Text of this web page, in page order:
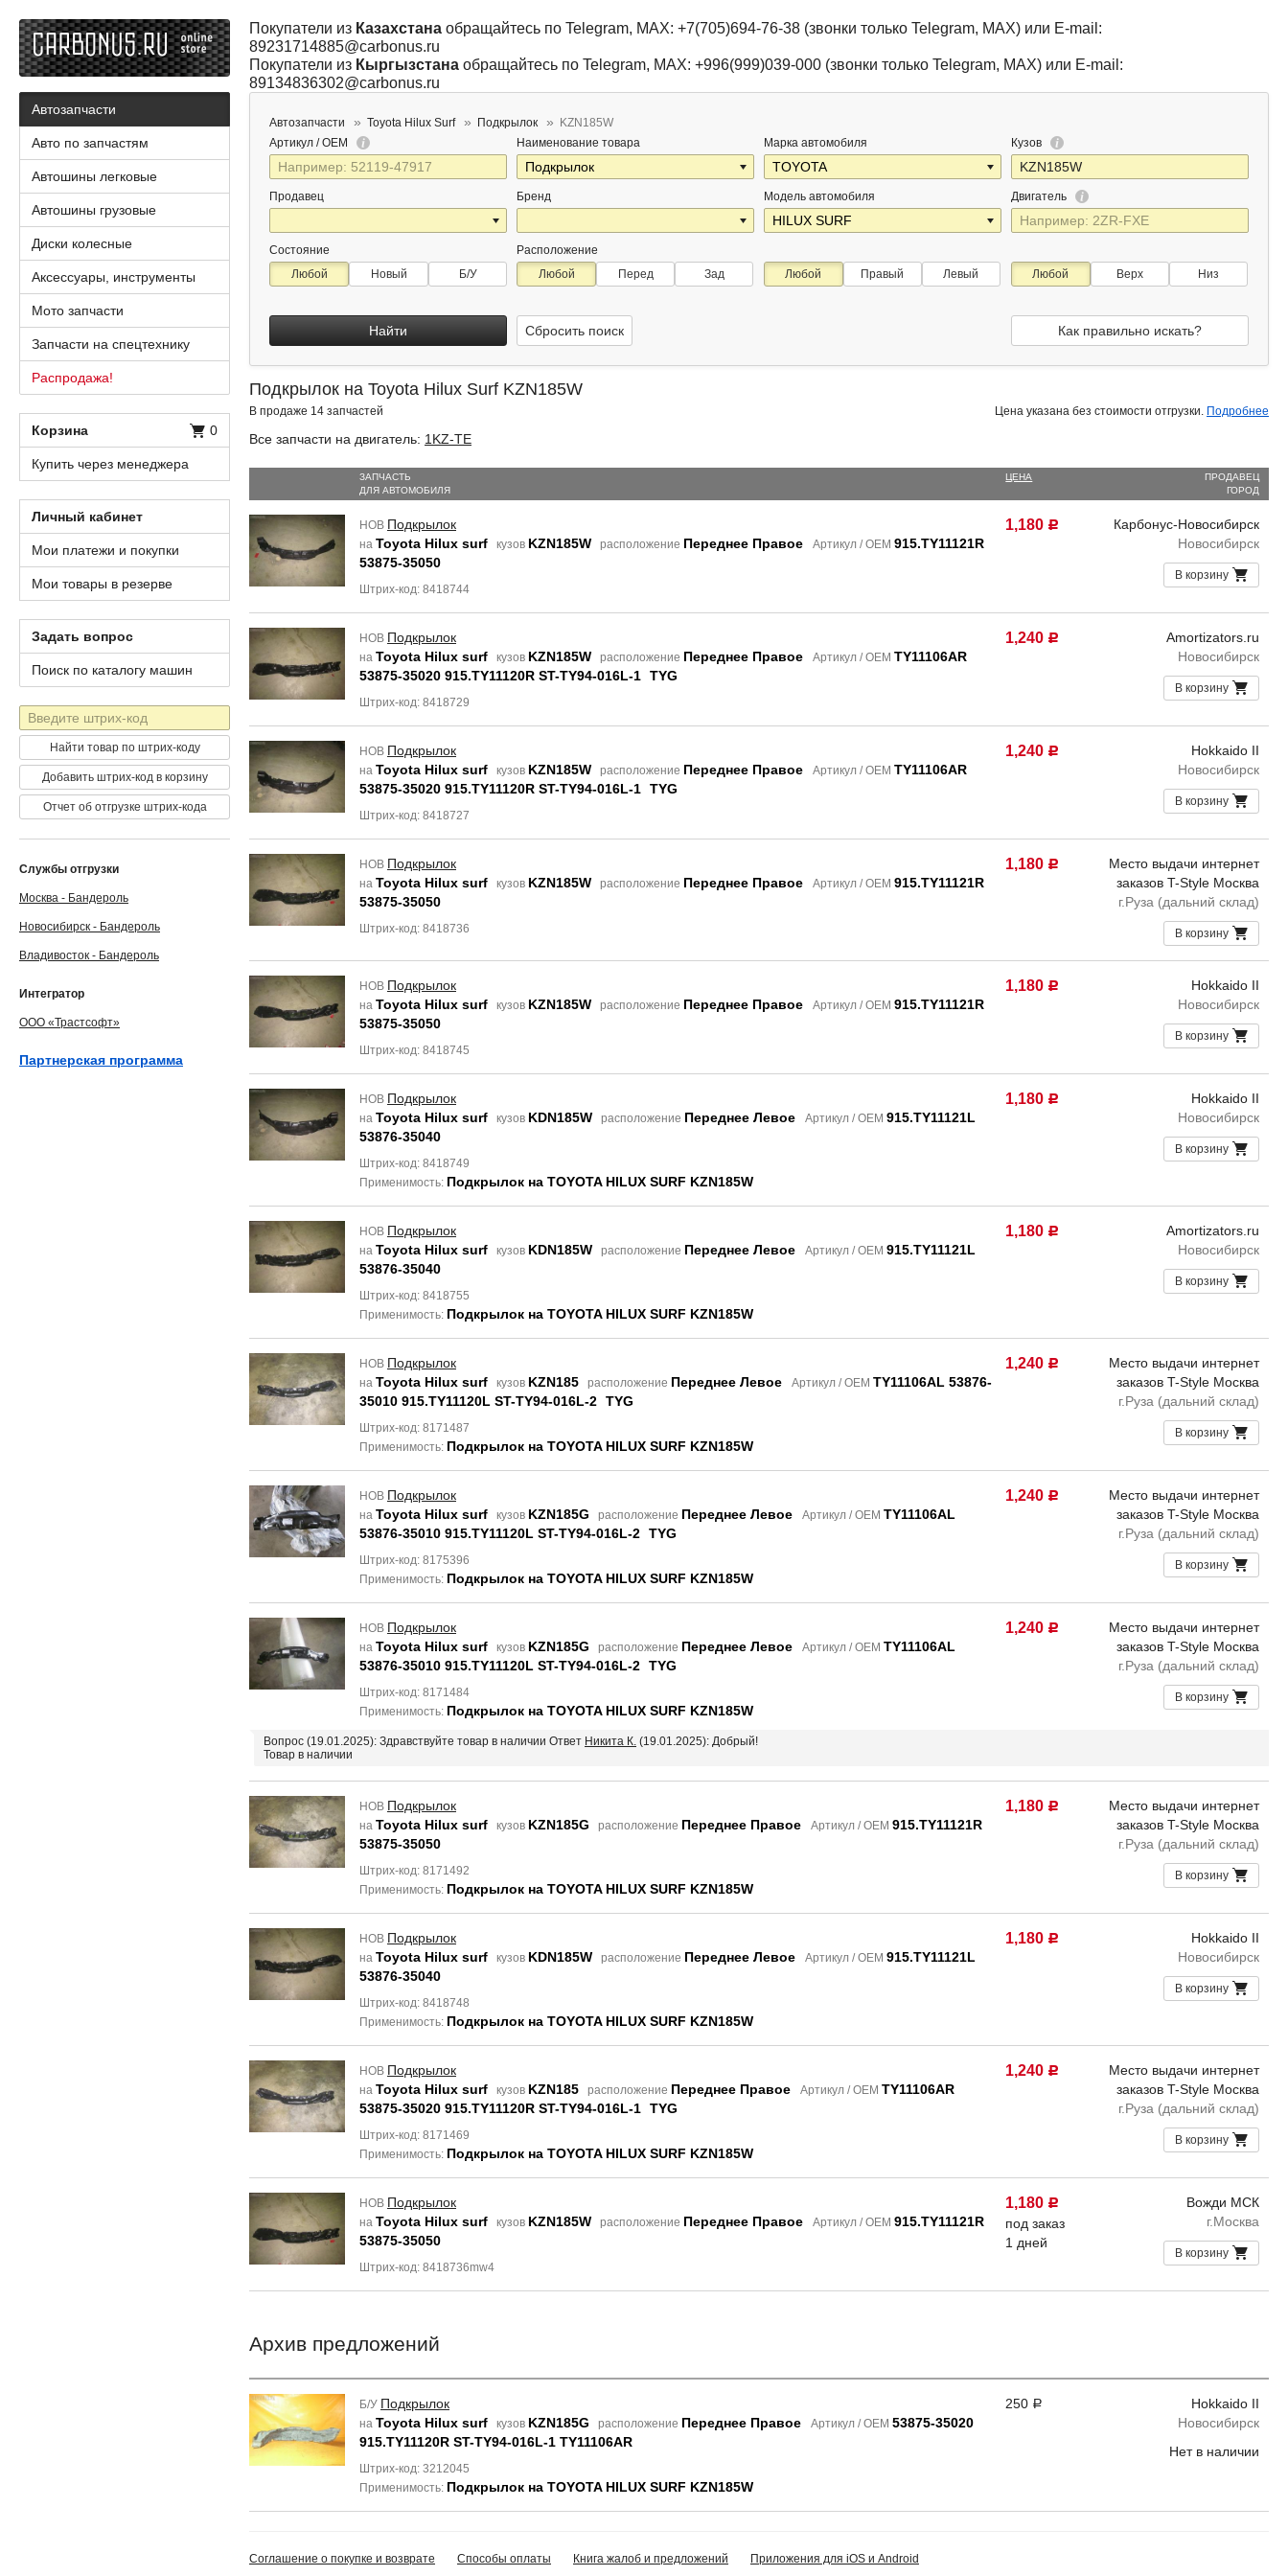
Покупатели из Казахстана обращайтесь по Telegram, MAX: +7(705)694-76-38 (звонки только Telegram, MAX) или E-mail:
89231714885@carbonus.ru
Покупатели из Кыргызстана обращайтесь по Telegram, MAX: +996(999)039-000 (звонки только Telegram, MAX) или E-mail:
89134836302@carbonus.ru
Автозапчасти Toyota Hilux Surf Подкрылок
KZN185W
Артикул / OEM
Продавец
Наименование товара
Бренд
Марка автомобиля
Модель автомобиля
Кузов
Двигатель
Состояние
Любой
Новый Б/У
Расположение
Любой
Перед Зад Любой Правый Левый Любой Верх Низ
Найти Сбросить поиск Как правильно искать?
Подкрылок на Toyota Hilux Surf KZN185W
В продаже 14 запчастей Цена указана без стоимости отгрузки. Подробнее
Все запчасти на двигатель: 1KZ-TE
ЗАПЧАСТЬ
ДЛЯ АВТОМОБИЛЯ
ЦЕНА
ПРОДАВЕЦ
ГОРОД
НОВ Подкрылок
на Toyota Hilux surf кузов KZN185W расположение Переднее Правое Артикул / OEM 915.TY11121R
53875-35050
Штрих-код: 8418744
1,180 Р
Карбонус-Новосибирск
Новосибирск
В корзину
НОВ Подкрылок
на Toyota Hilux surf кузов KZN185W расположение Переднее Правое Артикул / OEM TY11106AR
53875-35020 915.TY11120R ST-TY94-016L-1 TYG
Штрих-код: 8418729
1,240 Р
Amortizators.ru
Новосибирск
В корзину
НОВ Подкрылок
на Toyota Hilux surf кузов KZN185W расположение Переднее Правое Артикул / OEM TY11106AR
53875-35020 915.TY11120R ST-TY94-016L-1 TYG
Штрих-код: 8418727
1,240 Р
Hokkaido II
Новосибирск
В корзину
НОВ Подкрылок
на Toyota Hilux surf кузов KZN185W расположение Переднее Правое Артикул / OEM 915.TY11121R
53875-35050
Штрих-код: 8418736
1,180 Р
Место выдачи интернет
заказов T-Style Москва
г.Руза (дальний склад)
В корзину
НОВ Подкрылок
на Toyota Hilux surf кузов KZN185W расположение Переднее Правое Артикул / OEM 915.TY11121R
53875-35050
Штрих-код: 8418745
1,180 Р
Hokkaido II
Новосибирск
В корзину
НОВ Подкрылок
на Toyota Hilux surf кузов KDN185W расположение Переднее Левое Артикул / OEM 915.TY11121L
53876-35040
Штрих-код: 8418749
Применимость: Подкрылок на TOYOTA HILUX SURF KZN185W
1,180 Р
Hokkaido II
Новосибирск
В корзину
НОВ Подкрылок
на Toyota Hilux surf кузов KDN185W расположение Переднее Левое Артикул / OEM 915.TY11121L
53876-35040
Штрих-код: 8418755
Применимость: Подкрылок на TOYOTA HILUX SURF KZN185W
1,180 Р
Amortizators.ru
Новосибирск
В корзину
НОВ Подкрылок
на Toyota Hilux surf кузов KZN185 расположение Переднее Левое Артикул / OEM TY11106AL 53876-
35010 915.TY11120L ST-TY94-016L-2 TYG
Штрих-код: 8171487
Применимость: Подкрылок на TOYOTA HILUX SURF KZN185W
1,240 Р
Место выдачи интернет
заказов T-Style Москва
г.Руза (дальний склад)
В корзину
НОВ Подкрылок
на Toyota Hilux surf кузов KZN185G расположение Переднее Левое Артикул / OEM TY11106AL
53876-35010 915.TY11120L ST-TY94-016L-2 TYG
Штрих-код: 8175396
Применимость: Подкрылок на TOYOTA HILUX SURF KZN185W
1,240 Р
Место выдачи интернет
заказов T-Style Москва
г.Руза (дальний склад)
В корзину
НОВ Подкрылок
на Toyota Hilux surf кузов KZN185G расположение Переднее Левое Артикул / OEM TY11106AL
53876-35010 915.TY11120L ST-TY94-016L-2 TYG
Штрих-код: 8171484
Применимость: Подкрылок на TOYOTA HILUX SURF KZN185W
1,240 Р
Место выдачи интернет
заказов T-Style Москва
г.Руза (дальний склад)
В корзину
Вопрос (19.01.2025): Здравствуйте товар в наличии Ответ Никита К. (19.01.2025): Добрый!
Товар в наличии
НОВ Подкрылок
на Toyota Hilux surf кузов KZN185G расположение Переднее Правое Артикул / OEM 915.TY11121R
53875-35050
Штрих-код: 8171492
Применимость: Подкрылок на TOYOTA HILUX SURF KZN185W
1,180 Р
Место выдачи интернет
заказов T-Style Москва
г.Руза (дальний склад)
В корзину
НОВ Подкрылок
на Toyota Hilux surf кузов KDN185W расположение Переднее Левое Артикул / OEM 915.TY11121L
53876-35040
Штрих-код: 8418748
Применимость: Подкрылок на TOYOTA HILUX SURF KZN185W
1,180 Р
Hokkaido II
Новосибирск
В корзину
НОВ Подкрылок
на Toyota Hilux surf кузов KZN185 расположение Переднее Правое Артикул / OEM TY11106AR
53875-35020 915.TY11120R ST-TY94-016L-1 TYG
Штрих-код: 8171469
Применимость: Подкрылок на TOYOTA HILUX SURF KZN185W
1,240 Р
Место выдачи интернет
заказов T-Style Москва
г.Руза (дальний склад)
В корзину
НОВ Подкрылок
на Toyota Hilux surf кузов KZN185W расположение Переднее Правое Артикул / OEM 915.TY11121R
53875-35050
Штрих-код: 8418736mw4
1,180 Р
под заказ
1 дней
Вожди МСК
г.Москва
В корзину
Архив предложений
Б/У Подкрылок
на Toyota Hilux surf кузов KZN185G расположение Переднее Правое Артикул / OEM 53875-35020
915.TY11120R ST-TY94-016L-1 TY11106AR
Штрих-код: 3212045
Применимость: Подкрылок на TOYOTA HILUX SURF KZN185W
250 Р
Hokkaido II
Новосибирск
Нет в наличии
Автозапчасти
Авто по запчастям
Автошины легковые
Автошины грузовые
Диски колесные
Аксессуары, инструменты
Мото запчасти
Запчасти на спецтехнику
Распродажа!
Корзина 0
Купить через менеджера
Личный кабинет
Мои платежи и покупки
Мои товары в резерве
Задать вопрос
Поиск по каталогу машин
Штрих-
код
Найти товар по штрих-коду
Добавить штрих-код в корзину
Отчет об отгрузке штрих-кода
Службы отгрузки
Москва - Бандероль
Новосибирск - Бандероль
Владивосток - Бандероль
Интегратор
ООО «Трастсофт»
Партнерская программа
Соглашение о покупке и возврате Способы оплаты Книга жалоб и предложений Приложения для iOS и Android